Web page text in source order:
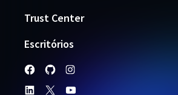
Trust Center
Escritórios